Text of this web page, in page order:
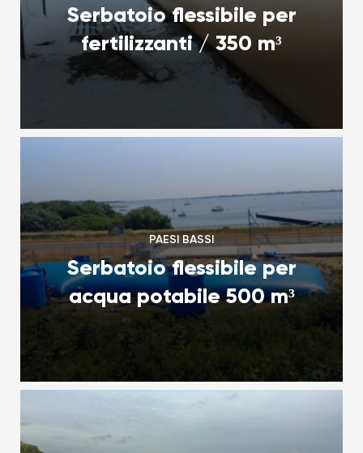
Serbatoio flessibile per
fertilizzanti / 350 m³
PAESI BASSI
Serbatoio flessibile per
acqua potabile 500 m³